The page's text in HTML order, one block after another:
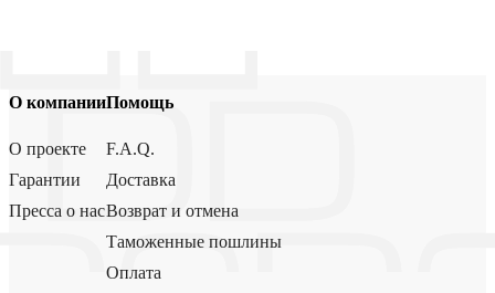
О компании
О проекте
Гарантии
Пресса о нас
Помощь
F.A.Q.
Доставка
Возврат и отмена
Таможенные пошлины
Оплата